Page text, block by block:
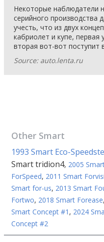
Некоторые наблюдатели
серийного производства
учесть, что из двух
кабриолет и купе, первая
вторая вот-вот поступит
Source: auto.lenta.ru
Other Smart
1993 Smart Eco-
Smart tridion4, 2005
ForSpeed, 2011 Smart
Smart for-us, 2013 Smart
Fortwo, 2018 Smart Forease,
Smart Concept #1 , 2024
Concept #2